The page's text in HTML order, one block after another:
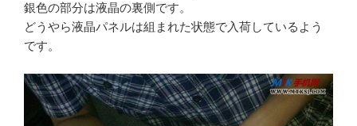
銀色の部分は液晶の裏側です。
どうやら液晶パネルは組まれた状態で入荷しているよう
です。